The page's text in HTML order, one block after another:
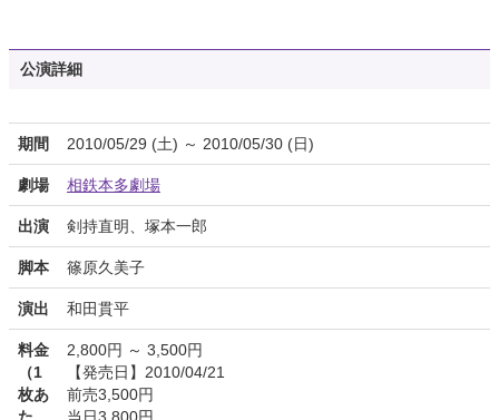
公演詳細
期間 2010/05/29 (土) ～ 2010/05/30 (日)
劇場 相鉄本多劇場
出演 剣持直明、塚本一郎
脚本 篠原久美子
演出 和田貫平
料金
（1
枚あ
た
2,800円 ～ 3,500円
【発売日】2010/04/21
前売3,500円
当日3,800円